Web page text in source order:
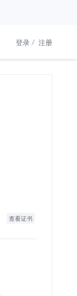
登录 / 注册
查看证书